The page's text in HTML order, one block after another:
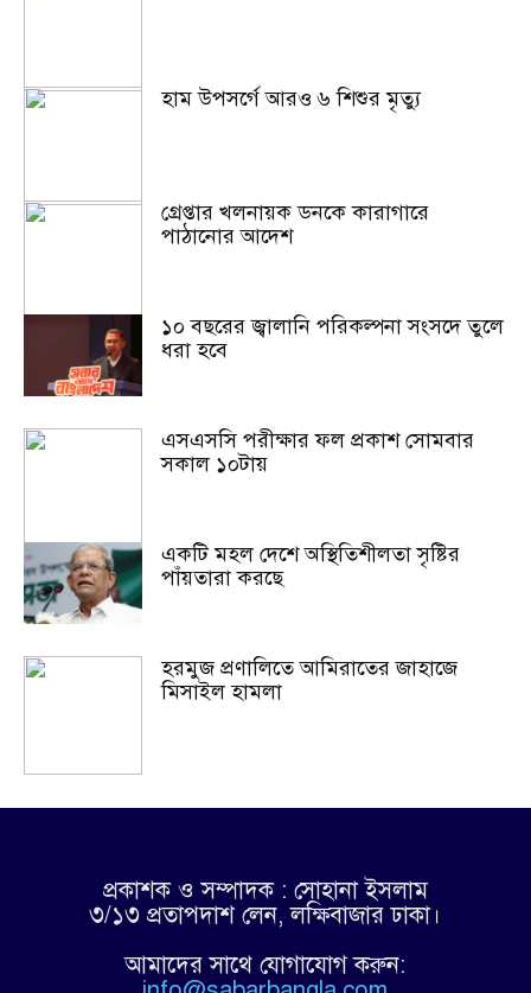
হাম উপসর্গে আরও ৬ শিশুর মৃত্যু
গ্রেপ্তার খলনায়ক ডনকে কারাগারে
পাঠানোর আদেশ
১০ বছরের জ্বালানি পরিকল্পনা সংসদে তুলে
ধরা হবে
এসএসসি পরীক্ষার ফল প্রকাশ সোমবার
সকাল ১০টায়
একটি মহল দেশে অস্থিতিশীলতা সৃষ্টির
পাঁয়তারা করছে
হরমুজ প্রণালিতে আমিরাতের জাহাজে
মিসাইল হামলা
প্রকাশক ও সম্পাদক : সোহানা ইসলাম
৩/১৩ প্রতাপদাশ লেন, লক্ষিবাজার ঢাকা।
আমাদের সাথে যোগাযোগ করুন: